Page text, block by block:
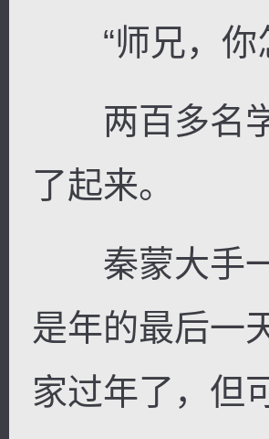
“师兄，你
两百多名学
了起来。
秦蒙大手一
是年的最后一
家过年了，但